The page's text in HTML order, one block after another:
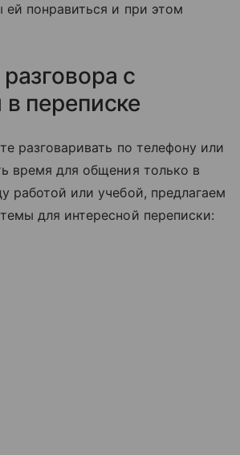
понравиться и при этом
с
переписке
разговаривать по телефону или
время для общения только в
работой или учебой, предлагаем
для интересной переписки: